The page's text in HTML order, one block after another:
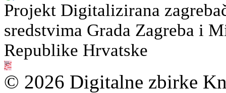
Projekt Digitalizirana
sredstvima Grada Zagreba i
Republike Hrvatske
© 2026 Digitalne zbirke